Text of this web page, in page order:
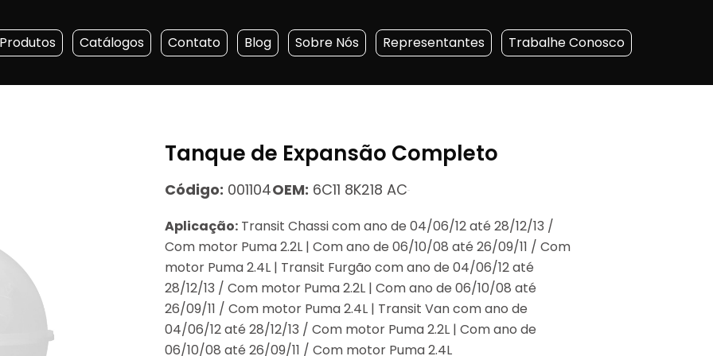
Produtos Catálogos Contato Blog Sobre Nós Representantes Trabalhe Conosco
Tanque de Expansão Completo
Código: 001104OEM: 6C11 8K218 AC
Aplicação: Transit Chassi com ano de 04/06/12 até 28/12/13 /
Com motor Puma 2.2L | Com ano de 06/10/08 até 26/09/11 / Com
motor Puma 2.4L | Transit Furgão com ano de 04/06/12 até
28/12/13 / Com motor Puma 2.2L | Com ano de 06/10/08 até
26/09/11 / Com motor Puma 2.4L | Transit Van com ano de
04/06/12 até 28/12/13 / Com motor Puma 2.2L | Com ano de
06/10/08 até 26/09/11 / Com motor Puma 2.4L